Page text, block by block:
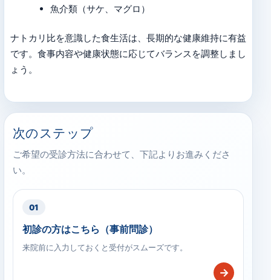
魚介類（サケ、マグロ）
ナトカリ比を意識した食生活は、長期的な健康維持に有益
です。食事内容や健康状態に応じてバランスを調整しまし
ょう。
次のステップ
ご希望の受診方法に合わせて、下記よりお進みくださ
い。
01
初診の方はこちら（事前問診）
来院前に入力しておくと受付がスムーズです。
→